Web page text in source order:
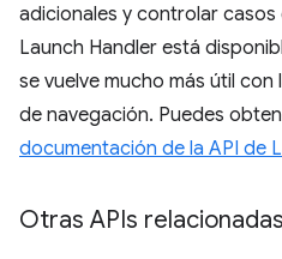
adicionales y controlar casos
Launch Handler está
se vuelve mucho más útil
de navegación. Puedes
documentación de la API de
Otras APIs relacionadas